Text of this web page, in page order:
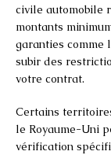
civile automobile
montants
garanties comme
subir des
votre contrat.
Certains
le Royaume-Uni
vérification